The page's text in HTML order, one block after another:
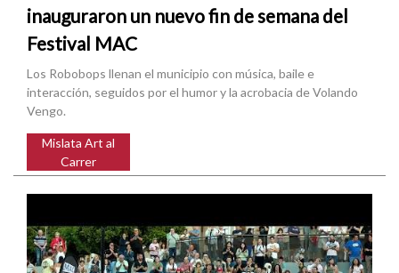
inauguraron un nuevo fin de semana del
Festival MAC
Los Robobops llenan el municipio con música, baile e
interacción, seguidos por el humor y la acrobacia de Volando
Vengo.
Mislata Art al
Carrer